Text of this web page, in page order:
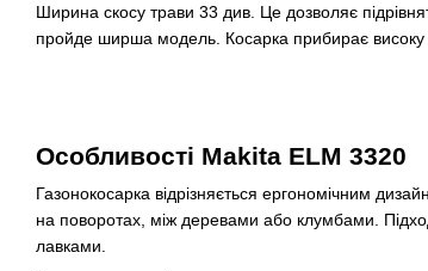
Ширина скосу трави 33 див. Це дозволяє
пройде ширша модель. Косарка прибирає високу й
Особливості Makita ELM 3320
Газонокосарка відрізняється ергономічним
на поворотах, між деревами або клумбами.
лавками.